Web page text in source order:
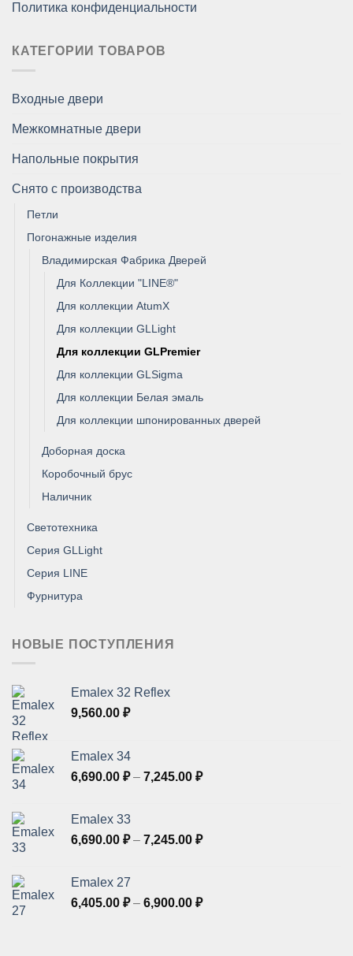
Политика конфиденциальности
КАТЕГОРИИ ТОВАРОВ
Входные двери
Межкомнатные двери
Напольные покрытия
Снято с производства
Петли
Погонажные изделия
Владимирская Фабрика Дверей
Для Коллекции "LINE®"
Для коллекции AtumX
Для коллекции GLLight
Для коллекции GLPremier
Для коллекции GLSigma
Для коллекции Белая эмаль
Для коллекции шпонированных дверей
Доборная доска
Коробочный брус
Наличник
Светотехника
Серия GLLight
Серия LINE
Фурнитура
НОВЫЕ ПОСТУПЛЕНИЯ
Emalex 32 Reflex
9,560.00 ₽
Emalex 34
6,690.00 ₽ – 7,245.00 ₽Диапазон
7,245.00 ₽
Emalex 33
6,690.00 ₽ – 7,245.00 ₽Диапазон
7,245.00 ₽
Emalex 27
6,405.00 ₽ – 6,900.00 ₽Диапазон